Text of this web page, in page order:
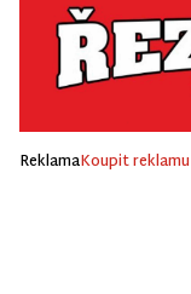
ReklamaKoupit reklamu